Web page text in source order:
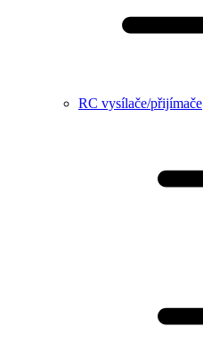
RC vysílače/přijímače